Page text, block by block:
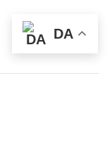
DA